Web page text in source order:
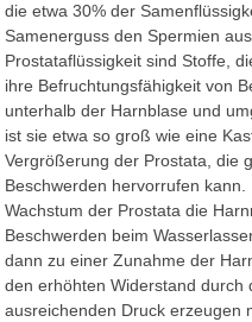
die etwa 30% der
Samenerguss den Spermien
Prostataflüssigkeit sind Stoffe,
ihre Befruchtungsfähigkeit von
unterhalb der Harnblase und
ist sie etwa so groß wie eine
Vergrößerung der Prostata, die
Beschwerden hervorrufen
Wachstum der Prostata die
Beschwerden beim
dann zu einer Zunahme der
den erhöhten Widerstand
ausreichenden Druck erzeugen